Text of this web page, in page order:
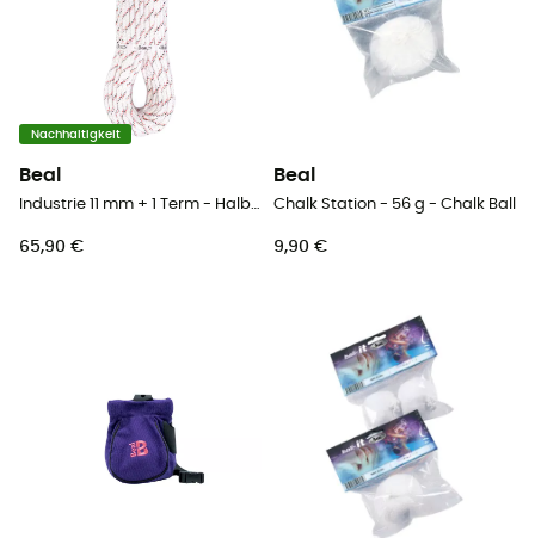
Nachhaltigkeit
Beal
Industrie 11 mm + 1 Term - Halbstatikseil
65,90 €
Beal
Chalk Station - 56 g - Chalk Ball
9,90 €